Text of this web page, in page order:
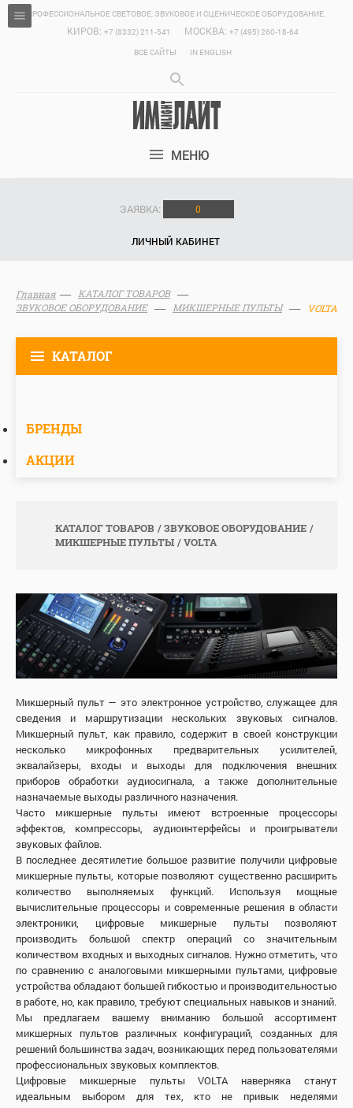
ПРОФЕССИОНАЛЬНОЕ СВЕТОВОЕ, ЗВУКОВОЕ И СЦЕНИЧЕСКОЕ ОБОРУДОВАНИЕ.
КИРОВ: +7 (8332) 211-541 МОСКВА: +7 (495) 260-18-64
ВСЕ САЙТЫ
IN ENGLISH
МЕНЮ
ЗАЯВКА: 0
ЛИЧНЫЙ КАБИНЕТ
Главная
КАТАЛОГ ТОВАРОВ
ЗВУКОВОЕ ОБОРУДОВАНИЕ
МИКШЕРНЫЕ ПУЛЬТЫ VOLTA
КАТАЛОГ
БРЕНДЫ
АКЦИИ
КАТАЛОГ ТОВАРОВ
ЗВУКОВОЕ ОБОРУДОВАНИЕ
МИКШЕРНЫЕ ПУЛЬТЫ
VOLTA
Микшерный пульт — это электронное устройство, служащее для
сведения и маршрутизации нескольких звуковых сигналов.
Микшерный пульт, как правило, содержит в своей конструкции
несколько микрофонных предварительных усилителей,
эквалайзеры, входы и выходы для подключения внешних
приборов обработки аудиосигнала, а также дополнительные
назначаемые выходы различного назначения.
Часто микшерные пульты имеют встроенные процессоры
эффектов, компрессоры, аудиоинтерфейсы и проигрыватели
звуковых файлов.
В последнее десятилетие большое развитие получили цифровые
микшерные пульты, которые позволяют существенно расширить
количество выполняемых функций. Используя мощные
вычислительные процессоры и современные решения в области
электроники, цифровые микшерные пульты позволяют
производить большой спектр операций со значительным
количеством входных и выходных сигналов. Нужно отметить, что
по сравнению с аналоговыми микшерными пультами, цифровые
устройства обладают большей гибкостью и производительностью
в работе, но, как правило, требуют специальных навыков и знаний.
Мы предлагаем вашему вниманию большой ассортимент
микшерных пультов различных конфигураций, созданных для
решений большинства задач, возникающих перед пользователями
профессиональных звуковых комплектов.
Цифровые микшерные пульты VOLTA наверняка станут
идеальным выбором для тех, кто не привык неделями